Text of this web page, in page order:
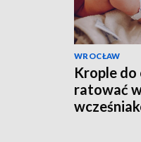
WROCŁAW
Krople do
ratować